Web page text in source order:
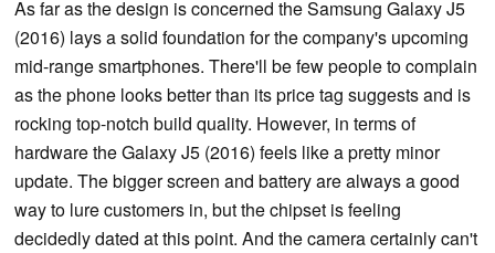
As far as the design is concerned the Samsung Galaxy J5
(2016) lays a solid foundation for the company's upcoming
mid-range smartphones. There'll be few people to complain
as the phone looks better than its price tag suggests and is
rocking top-notch build quality. However, in terms of
hardware the Galaxy J5 (2016) feels like a pretty minor
update. The bigger screen and battery are always a good
way to lure customers in, but the chipset is feeling
decidedly dated at this point. And the camera certainly can't